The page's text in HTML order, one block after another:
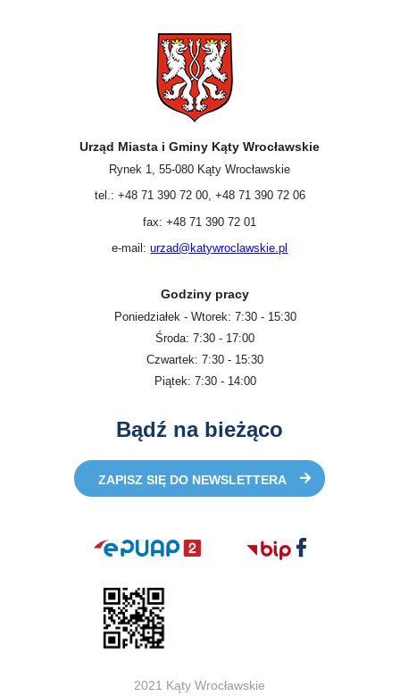
Urząd Miasta i Gminy Kąty Wrocławskie
Rynek 1, 55-080 Kąty Wrocławskie
tel.: +48 71 390 72 00, +48 71 390 72 06
fax: +48 71 390 72 01
e-mail:urzad@katywroclawskie.pl
Godziny pracy
Poniedziałek - Wtorek: 7:30 - 15:30
Środa: 7:30 - 17:00
Czwartek: 7:30 - 15:30
Piątek: 7:30 - 14:00
Bądź na bieżąco
ZAPISZ SIĘ DO NEWSLETTERA
2021 Kąty Wrocławskie